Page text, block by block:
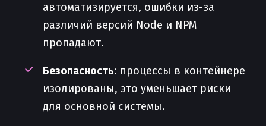
автоматизируется, ошибки из-за
различий версий Node и NPM
пропадают.
Безопасность: процессы в контейнере
изолированы, это уменьшает риски
для основной системы.